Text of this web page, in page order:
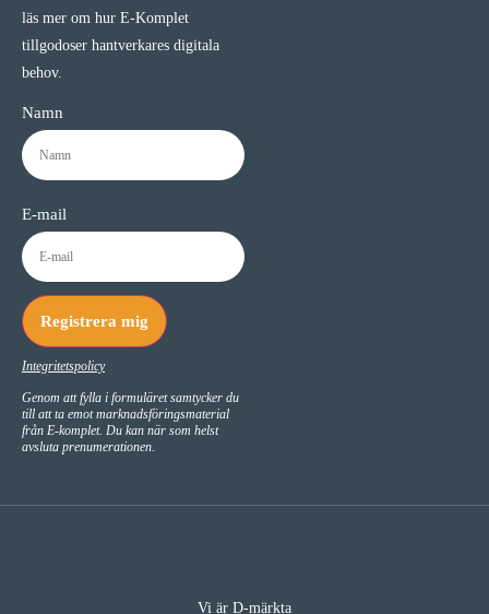
läs mer om hur E-Komplet
tillgodoser hantverkares digitala
behov.
Namn
E-mail
Registrera mig
Integritetspolicy
Genom att fylla i formuläret samtycker du
till att ta emot marknadsföringsmaterial
från E-komplet. Du kan när som helst
avsluta prenumerationen.
Vi är D-märkta